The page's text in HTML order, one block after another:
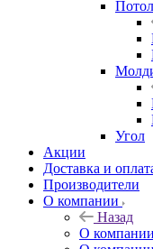
Угол
Акции
Доставка и
Производители
О компании
Назад
О компании